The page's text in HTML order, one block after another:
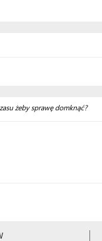
żeby sprawę domknąć?